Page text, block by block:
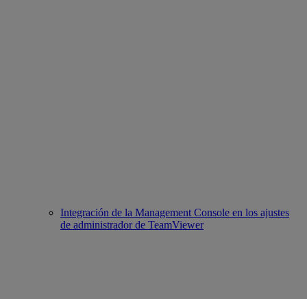
Integración de la Management Console en los ajustes
de administrador de TeamViewer